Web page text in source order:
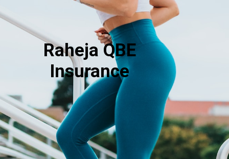
Raheja QBE
Insurance